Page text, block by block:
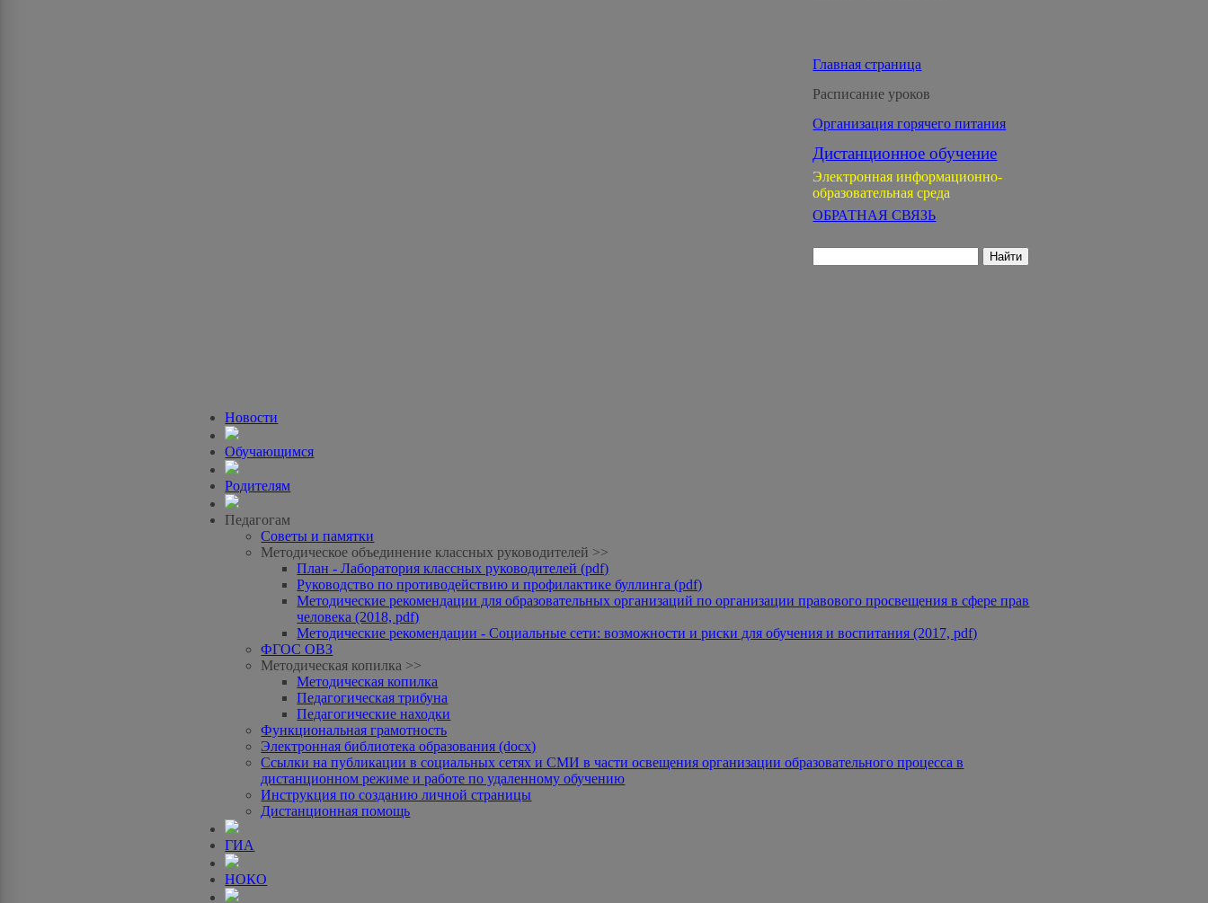
Главная страница
Расписание уроков
Организация горячего питания
Дистанционное обучение
Электронная информационно-
образовательная среда
ОБРАТНАЯ СВЯЗЬ
Новости
Обучающимся
Родителям
Педагогам
Советы и памятки
Методическое объединение классных руководителей >>
План - Лаборатория классных руководителей (pdf)
Руководство по противодействию и профилактике буллинга (pdf)
Методические рекомендации для образовательных организаций по организации правового просвещения в сфере прав
человека (2018, pdf)
Методические рекомендации - Социальные сети: возможности и риски для обучения и воспитания (2017, pdf)
ФГОС ОВЗ
Методическая копилка >>
Методическая копилка
Педагогическая трибуна
Педагогические находки
Функциональная грамотность
Электронная библиотека образования (docx)
Ссылки на публикации в социальных сетях и СМИ в части освещения организации образовательного процесса в
дистанционном режиме и работе по удаленному обучению
Инструкция по созданию личной страницы
Дистанционная помощь
ГИА
НОКО